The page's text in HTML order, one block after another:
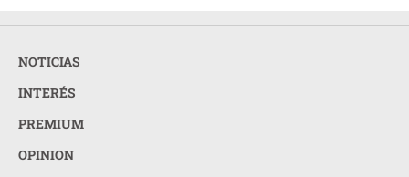
NOTICIAS
INTERÉS
PREMIUM
OPINION